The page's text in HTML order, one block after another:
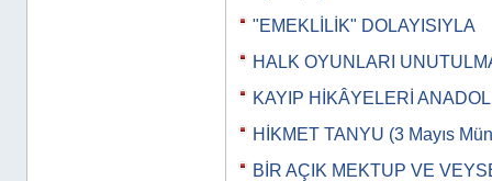
"EMEKLİLİK" DOLAYISIYLA
HALK OYUNLARI
KAYIP HİKÂYELERİ
HİKMET TANYU (3 Mayıs
BİR AÇIK MEKTUP VE